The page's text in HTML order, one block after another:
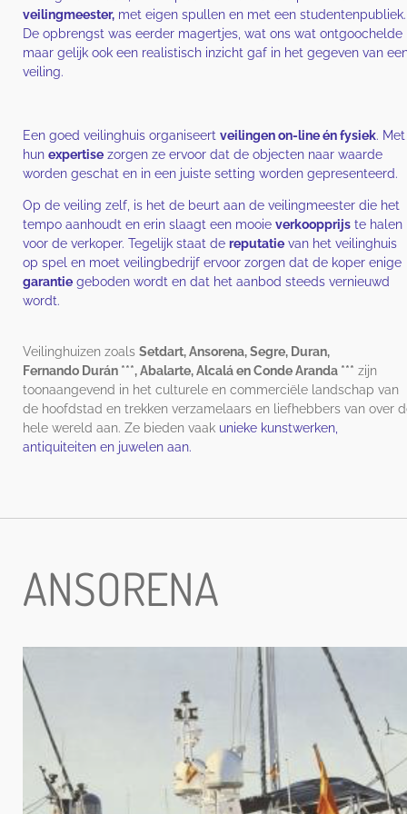
veilingmeester, met eigen spullen en met een studentenpubliek.
De opbrengst was eerder magertjes, wat ons wat ontgoochelde
maar gelijk ook een realistisch inzicht gaf in het gegeven van
veiling.
Een goed veilinghuis organiseert veilingen on-line én fysiek. Met
hun expertise zorgen ze ervoor dat de objecten naar waarde
worden geschat en in een juiste setting worden gepresenteerd.
Op de veiling zelf, is het de beurt aan de veilingmeester die het
tempo aanhoudt en erin slaagt een mooie verkoopprijs te halen
voor de verkoper. Tegelijk staat de reputatie van het veilinghuis
op spel en moet veilingbedrijf ervoor zorgen dat de koper enige
garantie geboden wordt en dat het aanbod steeds vernieuwd
wordt.
Veilinghuizen zoals Setdart, Ansorena, Segre, Duran,
Fernando Durán ***, Abalarte, Alcalá en Conde Aranda *** zijn
toonaangevend in het culturele en commerciële landschap van
de hoofdstad en trekken verzamelaars en liefhebbers van over
hele wereld aan. Ze bieden vaak unieke kunstwerken,
antiquiteiten en juwelen aan.
ANSORENA